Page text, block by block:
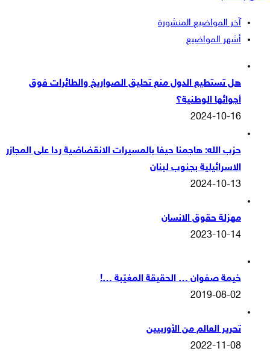
آخر المواضيع المنشورة
أشهر المواضيع
هل تستطيع الدول منع تحليق الصواريخ والطائرات فوق
أجوائها الوطنية؟
2024-10-16
حزب الله: هاجمنا حيفا بالمسيرات الانقضاضية ردا على المجازر
الاسرائيلية بجنوب لبنان
2024-10-13
مهزلة حقوق الانسان
2023-10-14
خيمة صفوان … الحقيقة المغيّبة …!
2019-08-02
تحرير العالم من الأوربيين
2022-11-08